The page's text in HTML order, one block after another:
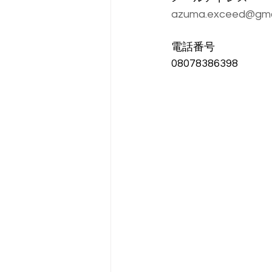
電話番号
08078386398